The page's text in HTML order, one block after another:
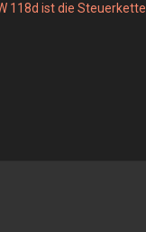
118d ist die Steuerkette